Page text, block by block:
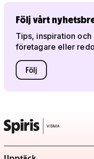
Följ vårt
Tips, inspiration
företagare eller
Följ